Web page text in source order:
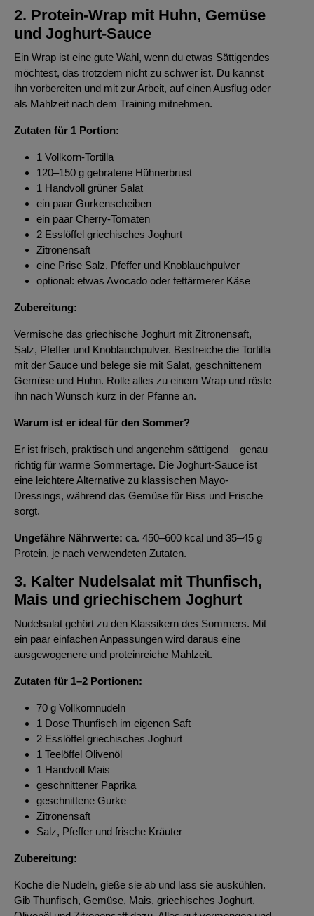
2. Protein-Wrap mit Huhn, Gemüse
und Joghurt-Sauce
Ein Wrap ist eine gute Wahl, wenn du etwas Sättigendes
möchtest, das trotzdem nicht zu schwer ist. Du kannst
ihn vorbereiten und mit zur Arbeit, auf einen Ausflug oder
als Mahlzeit nach dem Training mitnehmen.
Zutaten für 1 Portion:
1 Vollkorn-Tortilla
120–150 g gebratene Hühnerbrust
1 Handvoll grüner Salat
ein paar Gurkenscheiben
ein paar Cherry-Tomaten
2 Esslöffel griechisches Joghurt
Zitronensaft
eine Prise Salz, Pfeffer und Knoblauchpulver
optional: etwas Avocado oder fettärmerer Käse
Zubereitung:
Vermische das griechische Joghurt mit Zitronensaft,
Salz, Pfeffer und Knoblauchpulver. Bestreiche die Tortilla
mit der Sauce und belege sie mit Salat, geschnittenem
Gemüse und Huhn. Rolle alles zu einem Wrap und röste
ihn nach Wunsch kurz in der Pfanne an.
Warum ist er ideal für den Sommer?
Er ist frisch, praktisch und angenehm sättigend – genau
richtig für warme Sommertage. Die Joghurt-Sauce ist
eine leichtere Alternative zu klassischen Mayo-
Dressings, während das Gemüse für Biss und Frische
sorgt.
Ungefähre Nährwerte: ca. 450–600 kcal und 35–45 g
Protein, je nach verwendeten Zutaten.
3. Kalter Nudelsalat mit Thunfisch,
Mais und griechischem Joghurt
Nudelsalat gehört zu den Klassikern des Sommers. Mit
ein paar einfachen Anpassungen wird daraus eine
ausgewogenere und proteinreiche Mahlzeit.
Zutaten für 1–2 Portionen:
70 g Vollkornnudeln
1 Dose Thunfisch im eigenen Saft
2 Esslöffel griechisches Joghurt
1 Teelöffel Olivenöl
1 Handvoll Mais
geschnittener Paprika
geschnittene Gurke
Zitronensaft
Salz, Pfeffer und frische Kräuter
Zubereitung:
Koche die Nudeln, gieße sie ab und lass sie auskühlen.
Gib Thunfisch, Gemüse, Mais, griechisches Joghurt,